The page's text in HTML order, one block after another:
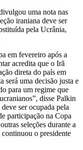
uma nota nas
iraniana deve ser
pela Ucrânia,
em fevereiro após a
acredita que o Irã
direta do país em
será uma decisão justa e
para um regime que
disse Palkin
ser ocupada pela
participação na Copa
seleções durante a
continuou o presidente